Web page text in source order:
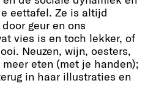
eettafel. Ze is altijd
geur en ons
vies is en toch lekker, of
Neuzen, wijn, oesters,
eten (met je handen);
in haar illustraties en